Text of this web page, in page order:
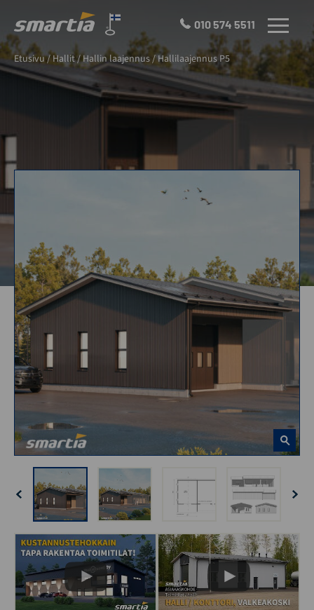
content
Smartia
Oy
010 574 5511 VALIKKO
Etusivu/ Hallit/Hallin laajennus/Hallilaajennus P5